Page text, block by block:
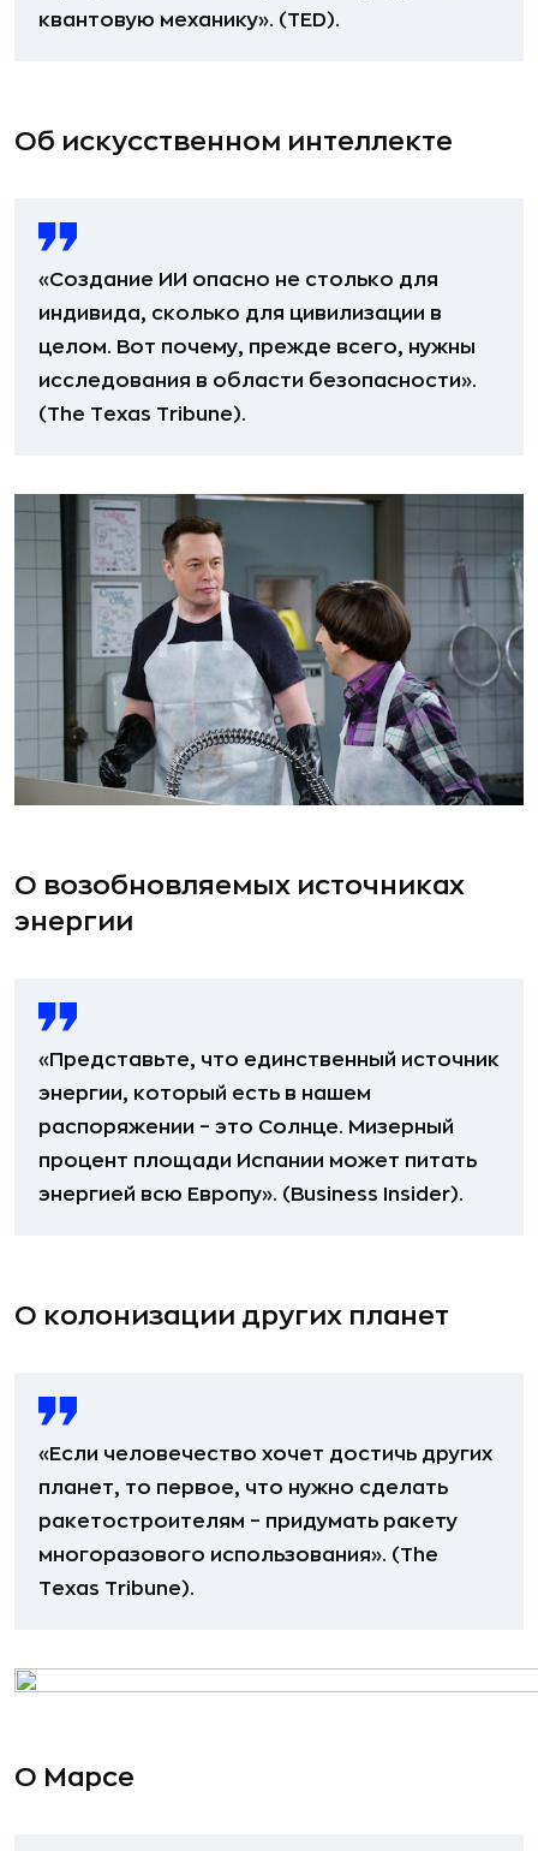
квантовую механику». (TED).
Об искусственном интеллекте
«Создание ИИ опасно не столько для
индивида, сколько для цивилизации в
целом. Вот почему, прежде всего, нужны
исследования в области безопасности».
(The Texas Tribune).
О возобновляемых источниках
энергии
«Представьте, что единственный источник
энергии, который есть в нашем
распоряжении – это Солнце. Мизерный
процент площади Испании может питать
энергией всю Европу». (Business Insider).
О колонизации других планет
«Если человечество хочет достичь других
планет, то первое, что нужно сделать
ракетостроителям – придумать ракету
многоразового использования». (The
Texas Tribune).
О Марсе